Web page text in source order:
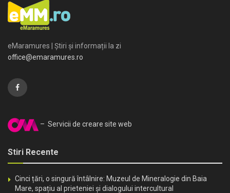
eMaramures | Știri și informații la zi
office@emaramures.ro
– Servicii de creare site web
Stiri Recente
Cinci țări, o singură întâlnire: Muzeul de Mineralogie din Baia
Mare, spațiu al prieteniei și dialogului intercultural